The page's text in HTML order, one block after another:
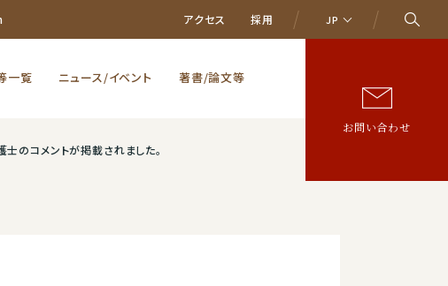
アクセス 採用 JP
一覧 ニュース/イベント 著書/論文等
お問い合わせ
のコメントが掲載されました。